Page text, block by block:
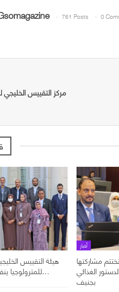
761 Posts 0
مركز التقييس
هيئة التقييس
للمترولوجيا ينفذان برنامج “جسور…
أخبار
مشاركتها
49 لهيئة الدستور الغذائي
بجنيف